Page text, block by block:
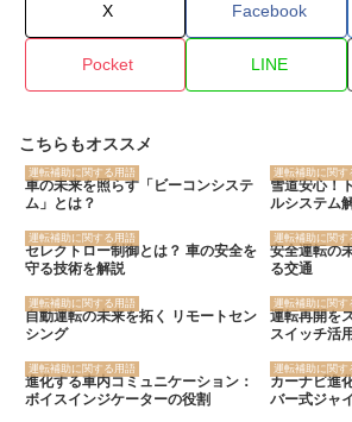
X Facebook
Pocket LINE
こちらもオススメ
運転補助に関する用語
車の未来を照らす「ビーコンシステ
ム」とは？
運転補助に関す
雪道安心！
ルシステム
運転補助に関する用語
セレクトロー制御とは？ 車の安全を
守る技術を解説
運転補助に関す
安全運転の
る交通
運転補助に関する用語
自動運転の未来を拓く リモートセン
シング
運転補助に関す
運転再開を
スイッチ活
運転補助に関する用語
進化する車内コミュニケーション：
ボイスインジケーターの役割
運転補助に関す
カーナビ進
バー式ジャ